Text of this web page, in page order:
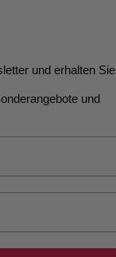
und erhalten Sie
und